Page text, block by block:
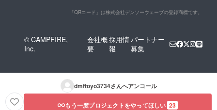
「QRコード」は株式会社デンソーウェーブの登録商標です。
© CAMPFIRE,
Inc.
会社概
要
採用情
報
パートナー
募集
dmftoyo3734さんへアンコール
もう一度プロジェクトをやってほしい 23